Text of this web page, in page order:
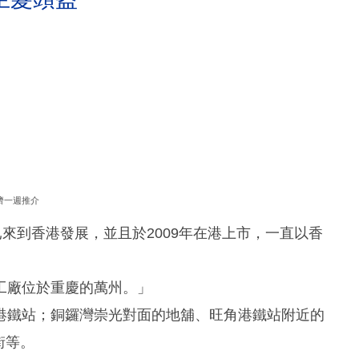
一週推介
到香港發展，並且於2009年在港上市，一直以香
位於重慶的萬州。」
站；銅鑼灣崇光對面的地舖、旺角港鐵站附近的
。